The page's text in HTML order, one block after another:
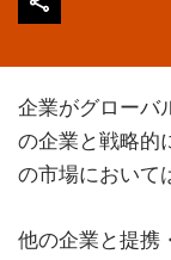
企業がグローバ
の企業と戦略的
の市場において
他の企業と提携